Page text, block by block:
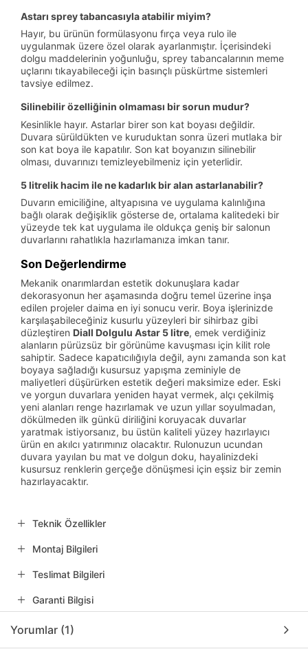
Astarı sprey tabancasıyla atabilir miyim?
Hayır, bu ürünün formülasyonu fırça veya rulo ile
uygulanmak üzere özel olarak ayarlanmıştır. İçerisindeki
dolgu maddelerinin yoğunluğu, sprey tabancalarının meme
uçlarını tıkayabileceği için basınçlı püskürtme sistemleri
tavsiye edilmez.
Silinebilir özelliğinin olmaması bir sorun mudur?
Kesinlikle hayır. Astarlar birer son kat boyası değildir.
Duvara sürüldükten ve kuruduktan sonra üzeri mutlaka bir
son kat boya ile kapatılır. Son kat boyanızın silinebilir
olması, duvarınızı temizleyebilmeniz için yeterlidir.
5 litrelik hacim ile ne kadarlık bir alan astarlanabilir?
Duvarın emiciliğine, altyapısına ve uygulama kalınlığına
bağlı olarak değişiklik gösterse de, ortalama kalitedeki bir
yüzeyde tek kat uygulama ile oldukça geniş bir salonun
duvarlarını rahatlıkla hazırlamanıza imkan tanır.
Son Değerlendirme
Mekanik onarımlardan estetik dokunuşlara kadar
dekorasyonun her aşamasında doğru temel üzerine inşa
edilen projeler daima en iyi sonucu verir. Boya işlerinizde
karşılaşabileceğiniz kusurlu yüzeyleri bir sihirbaz gibi
düzleştiren Diall Dolgulu Astar 5 litre, emek verdiğiniz
alanların pürüzsüz bir görünüme kavuşması için kilit role
sahiptir. Sadece kapatıcılığıyla değil, aynı zamanda son kat
boyaya sağladığı kusursuz yapışma zeminiyle de
maliyetleri düşürürken estetik değeri maksimize eder. Eski
ve yorgun duvarlara yeniden hayat vermek, alçı çekilmiş
yeni alanları renge hazırlamak ve uzun yıllar soyulmadan,
dökülmeden ilk günkü diriliğini koruyacak duvarlar
yaratmak istiyorsanız, bu üstün kaliteli yüzey hazırlayıcı
ürün en akılcı yatırımınız olacaktır. Rulonuzun ucundan
duvara yayılan bu mat ve dolgun doku, hayalinizdeki
kusursuz renklerin gerçeğe dönüşmesi için eşsiz bir zemin
hazırlayacaktır.
Teknik Özellikler
Montaj Bilgileri
Teslimat Bilgileri
Garanti Bilgisi
Yorumlar (1)